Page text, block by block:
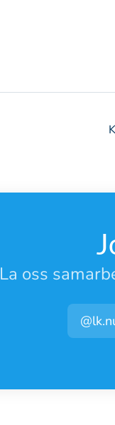
La oss